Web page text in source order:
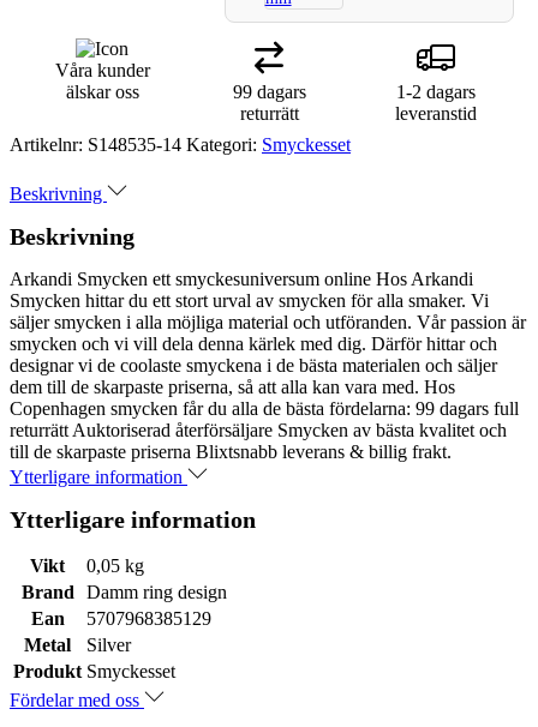
Våra kunder
älskar oss
99 dagars
returrätt
1-2 dagars
leveranstid
Artikelnr: S148535-14 Kategori: Smyckesset
Beskrivning
Beskrivning
Arkandi Smycken ett smyckesuniversum online Hos Arkandi
Smycken hittar du ett stort urval av smycken för alla smaker. Vi
säljer smycken i alla möjliga material och utföranden. Vår passion är
smycken och vi vill dela denna kärlek med dig. Därför hittar och
designar vi de coolaste smyckena i de bästa materialen och säljer
dem till de skarpaste priserna, så att alla kan vara med. Hos
Copenhagen smycken får du alla de bästa fördelarna: 99 dagars full
returrätt Auktoriserad återförsäljare Smycken av bästa kvalitet och
till de skarpaste priserna Blixtsnabb leverans & billig frakt.
Ytterligare information
Ytterligare information
Vikt
0,05 kg
Brand
Damm ring design
Ean
5707968385129
Metal
Silver
Produkt Smyckesset
Fördelar med oss